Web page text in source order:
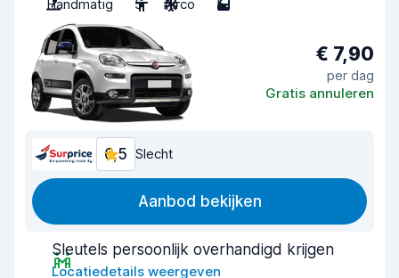
Handmatig 5 Airco 5
€ 7,90
per dag
Gratis annuleren
6,5 Slecht
Aanbod bekijken
Sleutels persoonlijk overhandigd krijgen
Locatiedetails weergeven